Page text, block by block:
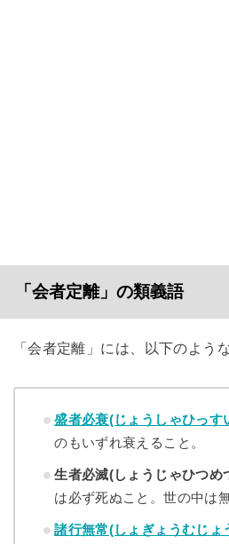
「会者定離」の類義語
「会者定離」には、以下のよう
盛者必衰(じょうしゃひっす
のもいずれ衰えること。
生者必滅(しょうじゃひつめ
は必ず死ぬこと。世の中は
諸行無常(しょぎょうむじょ